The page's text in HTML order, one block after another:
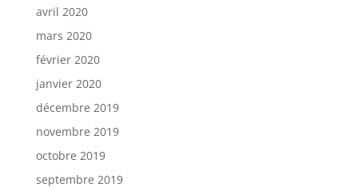
avril 2020
mars 2020
février 2020
janvier 2020
décembre 2019
novembre 2019
octobre 2019
septembre 2019